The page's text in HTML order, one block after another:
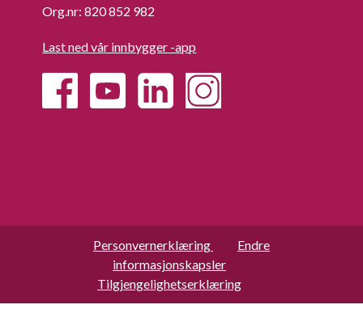
Org.nr: 820 852 982
Last ned vår innbygger -app
Personvernerklæring
Endre
informasjonskapsler
Tilgjengelighetserklæring